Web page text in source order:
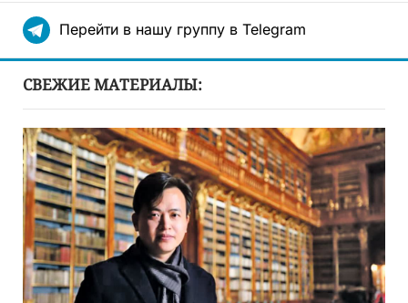
Перейти в нашу группу в Telegram
СВЕЖИЕ МАТЕРИАЛЫ: